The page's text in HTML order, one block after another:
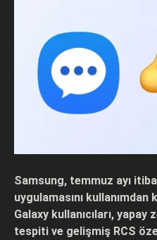
Samsung, temmuz ayı
uygulamasını kullanımdan
Galaxy kullanıcıları, yapay
tespiti ve gelişmiş RCS